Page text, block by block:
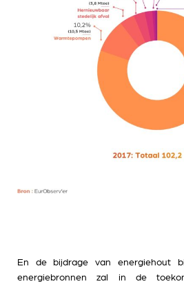
En de bijdrage van energiehout
energiebronnen zal in de